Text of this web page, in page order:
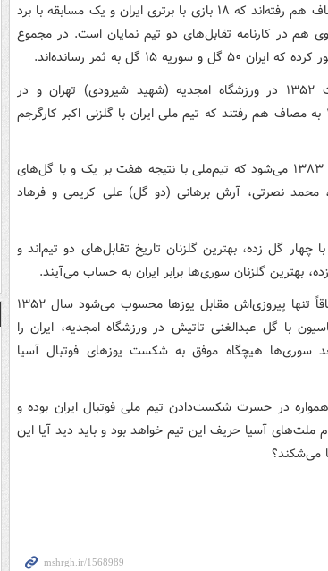
ایران و سوریه تاکنون ۳۰ بار به مصاف هم رفته‌اند که ۱۸ بازی با برتری ایران و یک مسابقه با برد
هم در کارنامه تقابل‌های دو تیم نمایان است. در مجموع
دو تیم نخستین‌ بار ۱۸ اردیبهشت ۱۳۵۲ در ورزشگاه امجدیه (شهید شیرودی) تهران و در
چارچوب مقدماتی جام‌ جهانی ۱۹۷۴ به مصاف هم رفتند که تیم ملی ایران با گلزنی اکبر کارگرجم
بهترین پیروزی ایران مربوط به سال ۱۳۸۳ می‌شود که تیم‌ملی با نتیجه هفت بر یک و با گل‌های
محمد نصرتی، آرش برهانی (دو گل) علی کریمی و فرهاد
چهار گل زده، بهترین گلزنان تاریخ تقابل‌های دو تیم‌اند و
بهترین گلزنان سوری‌ها برابر ایران به حساب می‌آیند.
آخرین برد سوریه برابر ایران که اتفاقاً تنها پیروزی‌اش مقابل یوزها محسوب می‌شود سال ۱۳۵۲
با گل عبدالغنی تاتیش در ورزشگاه امجدیه، ایران را
سوری‌ها هیچگاه موفق به شکست یوزهای فوتبال آسیا
در حسرت شکست‌دادن تیم ملی فوتبال ایران بوده و
ملت‌های آسیا حریف این تیم خواهد بود و باید دید آیا این
می‌شکند؟